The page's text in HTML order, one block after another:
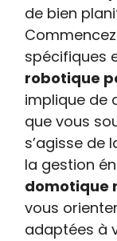
de bien
spécifiques
robotique
implique de
que vous
s’agisse de
la gestion
domotique
vous
adaptées à